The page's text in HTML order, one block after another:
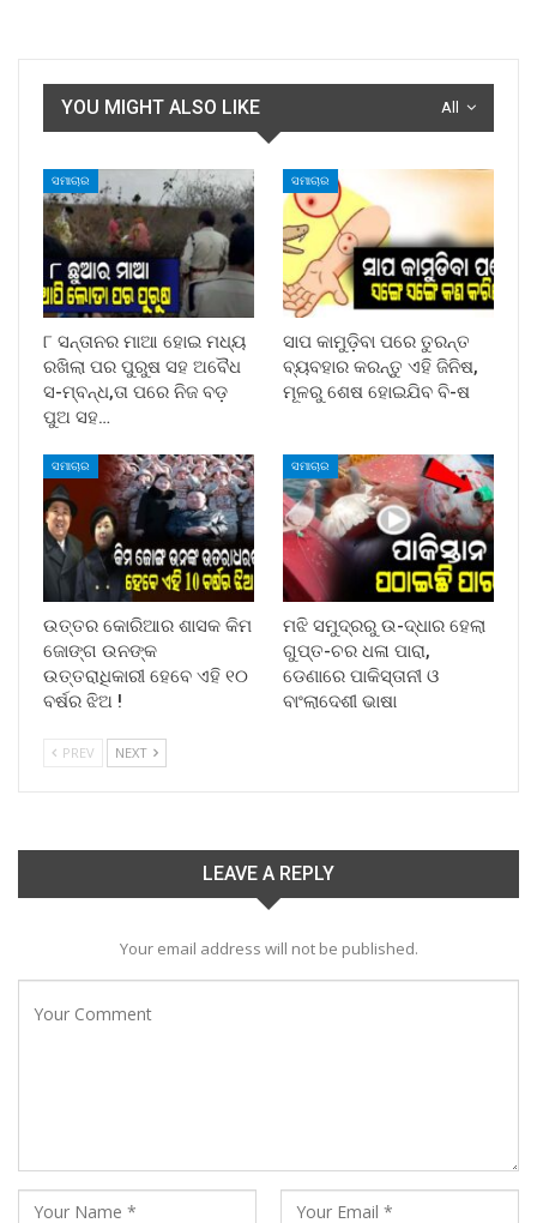
All
YOU MIGHT ALSO LIKE
ସମାଚାର
୮ ସନ୍ତାନର ମାଆ ହୋଇ ମଧ୍ୟ
ରଖିଲା ପର ପୁରୁଷ ସହ ଅବୈଧ
ସ-ମ୍ବନ୍ଧ,ତା ପରେ ନିଜ ବଡ଼
ପୁଅ ସହ…
ସମାଚାର
ସାପ କାମୁଡ଼ିବା ପରେ ତୁରନ୍ତ
ବ୍ୟବହାର କରନ୍ତୁ ଏହି ଜିନିଷ,
ମୂଳରୁ ଶେଷ ହୋଇଯିବ ବି-ଷ
ସମାଚାର
ଉତ୍ତର କୋରିଆର ଶାସକ କିମ
ଜୋଙ୍ଗ ଉନଙ୍କ
ଉତ୍ତରାଧିକାରୀ ହେବେ ଏହି ୧୦
ବର୍ଷର ଝିଅ !
ସମାଚାର
ମଝି ସମୁଦ୍ରରୁ ଉ-ଦ୍ଧାର ହେଲା
ଗୁପ୍ତ-ଚର ଧଳା ପାରା,
ଡେଣାରେ ପାକିସ୍ତାନୀ ଓ
ବାଂଲାଦେଶୀ ଭାଷା
PREV NEXT
LEAVE A REPLY
Your email address will not be published.